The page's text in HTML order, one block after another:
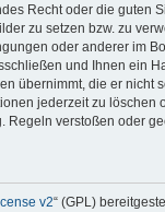
Recht oder die guten
zu setzen bzw. zu
oder anderer im
und Ihnen ein
übernimmt, die er nicht
jederzeit zu löschen
verstoßen oder
v2“ (GPL)